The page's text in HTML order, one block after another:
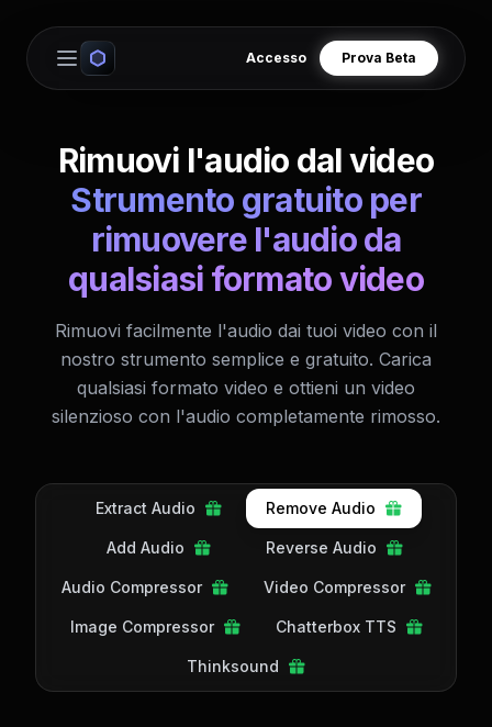
Open main menu
Accesso Prova Beta
Rimuovi l'audio dal video
Strumento gratuito per
rimuovere l'audio da
qualsiasi formato video
Rimuovi facilmente l'audio dai tuoi video con il
nostro strumento semplice e gratuito. Carica
qualsiasi formato video e ottieni un video
silenzioso con l'audio completamente rimosso.
Extract Audio Remove Audio
Add Audio Reverse Audio
Audio Compressor Video Compressor
Image Compressor Chatterbox TTS
Thinksound